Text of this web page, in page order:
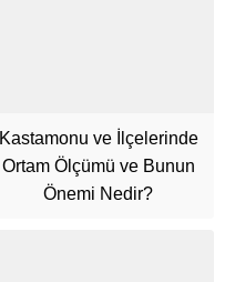
Kastamonu ve İlçelerinde
Ortam Ölçümü ve Bunun
Önemi Nedir?